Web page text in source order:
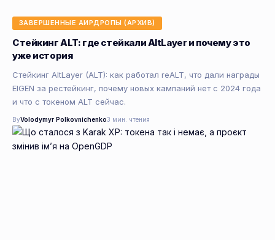
ЗАВЕРШЕННЫЕ АИРДРОПЫ (АРХИВ)
Стейкинг ALT: где стейкали AltLayer и почему это
уже история
Стейкинг AltLayer (ALT): как работал reALT, что дали награды
EIGEN за рестейкинг, почему новых кампаний нет с 2024 года
и что с токеном ALT сейчас.
ByVolodymyr Polkovnichenko3 мин. чтения